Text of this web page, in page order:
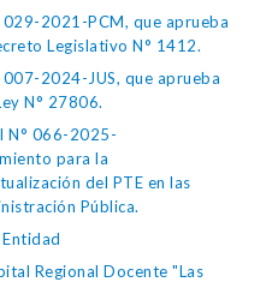
2021-PCM, que aprueba
Legislativo N° 1412.
2024-JUS, que aprueba
N° 27806.
N° 066-2025-
para la
del PTE en las
Pública.
Regional Docente "Las